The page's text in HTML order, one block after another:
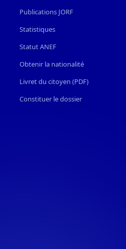
Publications JORF
Statistiques
Statut ANEF
Obtenir la nationalité
Livret du citoyen (PDF)
Constituer le dossier